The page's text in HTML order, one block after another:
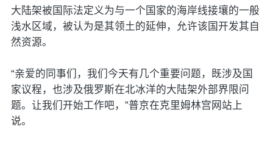
大陆架被国际法定义为与一个国家的海岸线接壤的一般
浅水区域，被认为是其领土的延伸，允许该国开发其自
然资源。
“亲爱的同事们，我们今天有几个重要问题，既涉及国
家议程，也涉及俄罗斯在北冰洋的大陆架外部界限问
题。让我们开始工作吧，”普京在克里姆林宫网站上
说。